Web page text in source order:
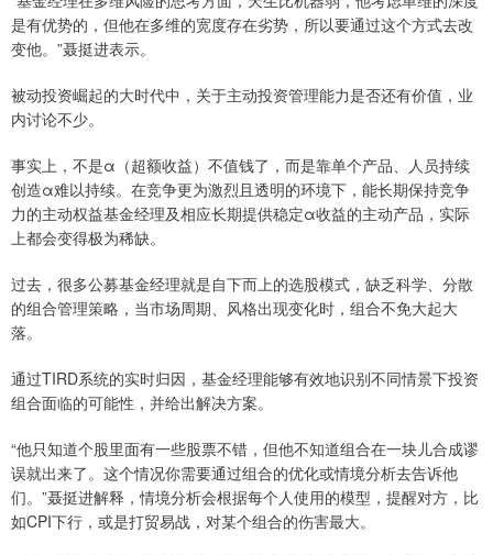
是有优势的，但他在多维的宽度存在劣势，所以要通过这个方式去改
变他。”聂挺进表示。
被动投资崛起的大时代中，关于主动投资管理能力是否还有价值，业
内讨论不少。
事实上，不是α（超额收益）不值钱了，而是靠单个产品、人员持续
创造α难以持续。在竞争更为激烈且透明的环境下，能长期保持竞争
力的主动权益基金经理及相应长期提供稳定α收益的主动产品，实际
上都会变得极为稀缺。
过去，很多公募基金经理就是自下而上的选股模式，缺乏科学、分散
的组合管理策略，当市场周期、风格出现变化时，组合不免大起大
落。
通过TIRD系统的实时归因，基金经理能够有效地识别不同情景下投资
组合面临的可能性，并给出解决方案。
“他只知道个股里面有一些股票不错，但他不知道组合在一块儿合成谬
误就出来了。这个情况你需要通过组合的优化或情境分析去告诉他
们。”聂挺进解释，情境分析会根据每个人使用的模型，提醒对方，比
如CPI下行，或是打贸易战，对某个组合的伤害最大。